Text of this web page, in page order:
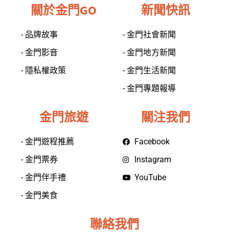
關於金門GO
- 品牌故事
- 金門影音
- 隱私權政策
新聞快訊
- 金門社會新聞
- 金門地方新聞
- 金門生活新聞
- 金門專題報導
金門旅遊
- 金門遊程推薦
- 金門票券
- 金門伴手禮
- 金門美食
關注我們
Facebook
Instagram
YouTube
聯絡我們